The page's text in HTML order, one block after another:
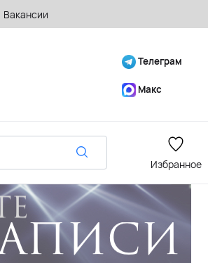
Вакансии
Телеграм
Макс
Избранное